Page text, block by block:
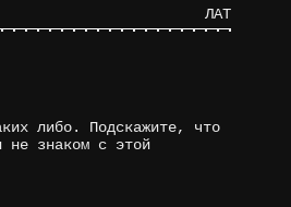
ЛАТ
либо. Подскажите, что
не знаком с этой